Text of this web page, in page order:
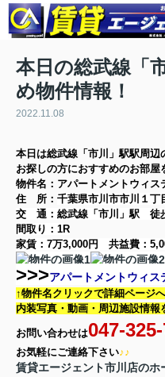
本日の総武線「
め物件情報！
2022.11.08
本日は総武線「市川」駅駅周辺
お探しの方におすすめのお部屋
物件名：アパートメントウィス
住 所： 千葉県市川市市川１丁
交 通：総武線「市川」駅 徒
間取り： 1R
家賃： 7万3,000円 共益費：
>>>アパートメントウィス
↑物件名クリックで詳細ページへ
内装写真・動画・ 周辺施設情報
お問い合わせは047-
お気軽にご連絡下さい♪♪
賃貸エージェント市川店のホ